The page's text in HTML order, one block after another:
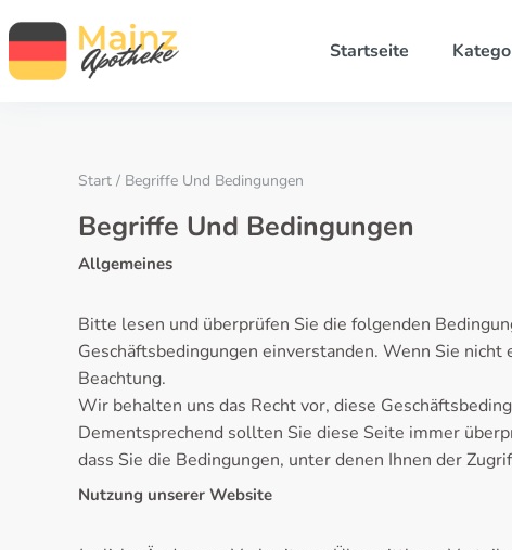
Startseite
Start / Begriffe Und Bedingungen
Begriffe Und Bedingungen
Allgemeines
Bitte lesen und überprüfen Sie die folgenden
Geschäftsbedingungen einverstanden. Wenn Sie
Beachtung.
Wir behalten uns das Recht vor, diese
Dementsprechend sollten Sie diese Seite immer
dass Sie die Bedingungen, unter denen Ihnen der
Nutzung unserer Website